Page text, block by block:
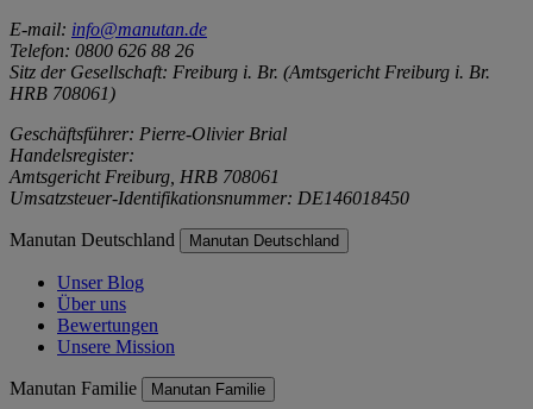
E-mail: info@manutan.de
Telefon: 0800 626 88 26
Sitz der Gesellschaft: Freiburg i. Br. (Amtsgericht Freiburg i. Br.
HRB 708061)
Geschäftsführer: Pierre-Olivier Brial
Handelsregister:
Amtsgericht Freiburg, HRB 708061
Umsatzsteuer-Identifikationsnummer: DE146018450
Manutan Deutschland Manutan Deutschland
Unser Blog
Über uns
Bewertungen
Unsere Mission
Manutan Familie Manutan Familie